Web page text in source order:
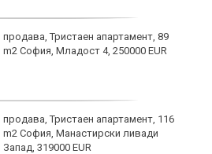
продава, Тристаен апартамент, 89
m2 София, Младост 4, 250000 EUR
продава, Тристаен апартамент, 116
m2 София, Манастирски ливади
Запад, 319000 EUR